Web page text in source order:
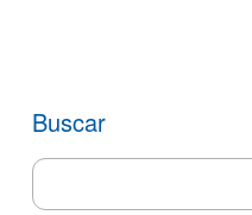
Buscar
Search
for: